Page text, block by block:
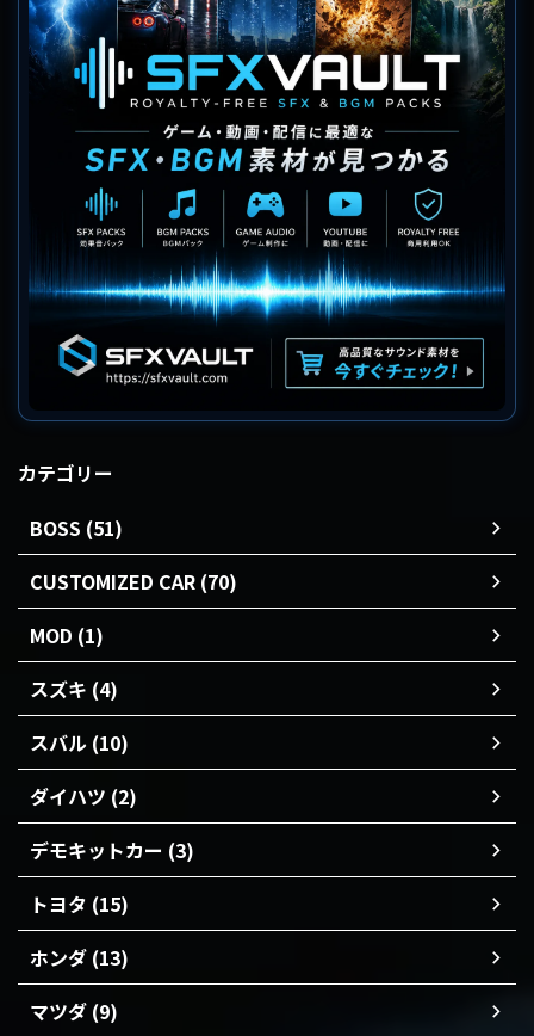
カテゴリー
BOSS (51)
CUSTOMIZED CAR (70)
MOD (1)
スズキ (4)
スバル (10)
ダイハツ (2)
デモキットカー (3)
トヨタ (15)
ホンダ (13)
マツダ (9)